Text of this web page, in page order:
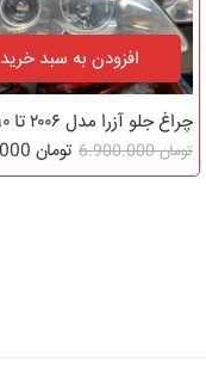
افزودن به سبد خرید
تومان6.900.000 تومان